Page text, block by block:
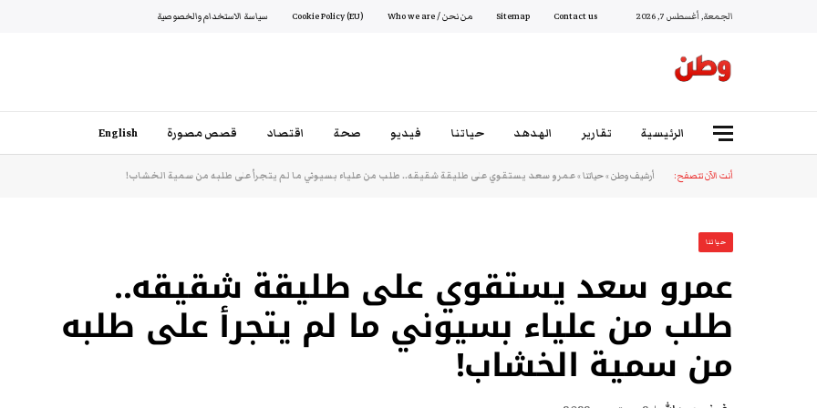
الجمعة, أغسطس 7, 2026 Contact us
Sitemap من نحن / Who we are Cookie Policy (EU) سياسة الاستخدام والخصوصية
الرئيسية تقارير الهدهد حياتنا فيديو صحة اقتصاد قصص مصورة English
أنت الآن تتصفح: أرشيف وطن»حياتنا»عمرو سعد يستقوي على طليقة شقيقه.. طلب من علياء بسيوني ما لم يتجرأ على طلبه من سمية الخشاب!
حياتنا
عمرو سعد يستقوي على طليقة شقيقه..
طلب من علياء بسيوني ما لم يتجرأ على طلبه
من سمية الخشاب!